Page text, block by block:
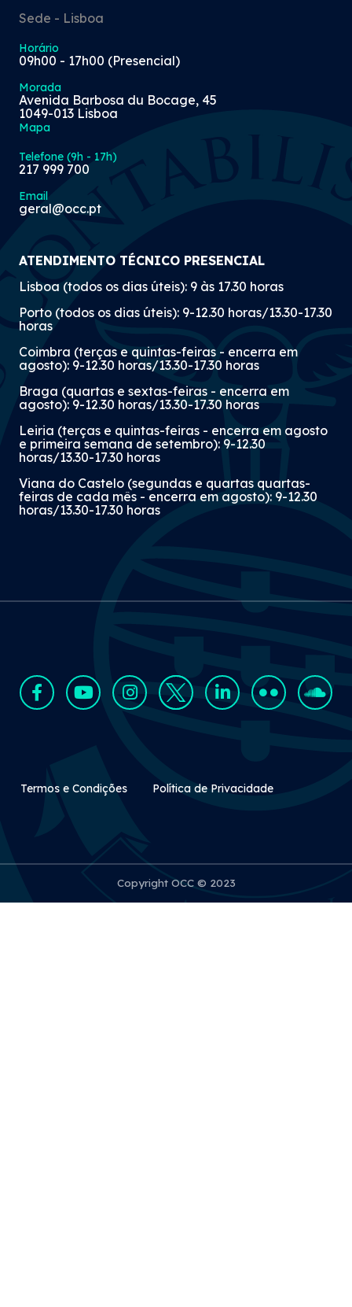
Sede - Lisboa
Horário
09h00 - 17h00 (Presencial)
Morada
Avenida Barbosa du Bocage, 45
1049-013 Lisboa
Mapa
Telefone (9h - 17h)
217 999 700
Email
geral@occ.pt
ATENDIMENTO TÉCNICO PRESENCIAL
Lisboa (todos os dias úteis): 9 às 17.30 horas
Porto (todos os dias úteis): 9-12.30 horas/13.30-17.30
horas
Coimbra (terças e quintas-feiras - encerra em
agosto): 9-12.30 horas/13.30-17.30 horas
Braga (quartas e sextas-feiras - encerra em
agosto): 9-12.30 horas/13.30-17.30 horas
Leiria (terças e quintas-feiras - encerra em agosto
e primeira semana de setembro): 9-12.30
horas/13.30-17.30 horas
Viana do Castelo (segundas e quartas quartas-
feiras de cada mês - encerra em agosto): 9-12.30
horas/13.30-17.30 horas
Rodapé Secundário
Termos e Condições Política de Privacidade
Copyright OCC © 2023